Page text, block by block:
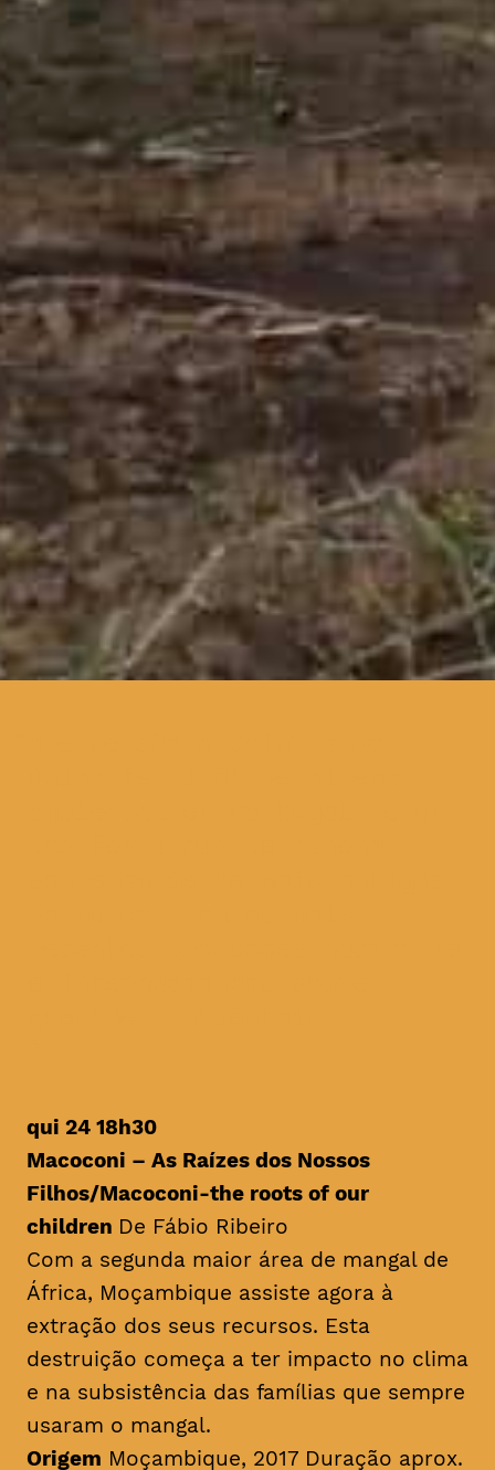
qui 24 18h30
Macoconi – As Raízes dos Nossos
Filhos/Macoconi-the roots of our
children De Fábio Ribeiro
Com a segunda maior área de mangal de
África, Moçambique assiste agora à
extração dos seus recursos. Esta
destruição começa a ter impacto no clima
e na subsistência das famílias que sempre
usaram o mangal.
Origem Moçambique, 2017 Duração aprox.